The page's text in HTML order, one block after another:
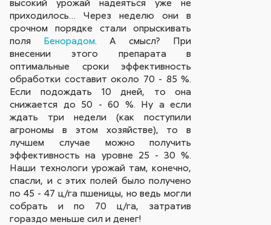
приходилось… Через неделю они в
срочном порядке стали опрыскивать
поля Бенорадом. А смысл? При
внесении этого препарата в
оптимальные сроки эффективность
обработки составит около 70 - 85 %.
Если подождать 10 дней, то она
снижается до 50 - 60 %. Ну а если
ждать три недели (как поступили
агрономы в этом хозяйстве), то в
лучшем случае можно получить
эффективность на уровне 25 - 30 %.
Наши технологи урожай там, конечно,
спасли, и с этих полей было получено
по 45 - 47 ц/га пшеницы, но ведь могли
собрать и по 70 ц/га, затратив
гораздо меньше сил и денег!